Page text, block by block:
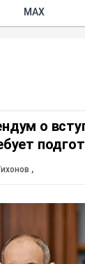
МАХ
о
,